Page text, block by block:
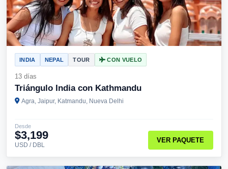
INDIA NEPAL TOUR CON VUELO
13 días
Triángulo India con Kathmandu
Agra, Jaipur, Katmandu, Nueva Delhi
Desde
$3,199
USD / DBL
VER PAQUETE